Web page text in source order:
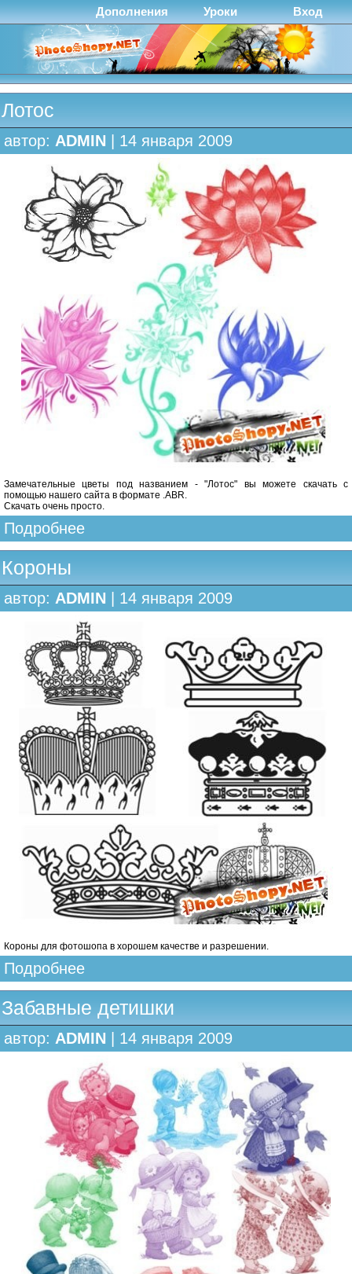
Дополнения Уроки Вход
Лотос
автор: ADMIN | 14 января 2009
Замечательные цветы под названием - "Лотос" вы можете скачать с
помощью нашего сайта в формате .ABR.
Скачать очень просто.
Подробнее
Короны
автор: ADMIN | 14 января 2009
Короны для фотошопа в хорошем качестве и разрешении.
Подробнее
Забавные детишки
автор: ADMIN | 14 января 2009